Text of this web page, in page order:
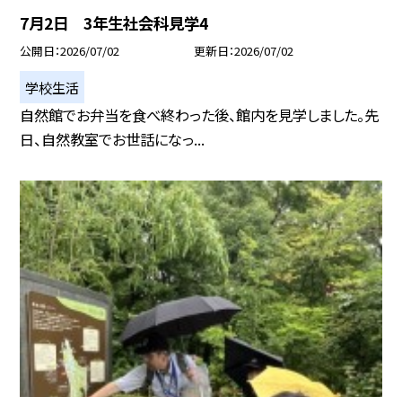
7月2日 3年生社会科見学4
公開日 2026/07/02 更新日 2026/07/02
学校生活
自然館でお弁当を食べ終わった後、館内を見学しました。先
日、自然教室でお世話になっ...